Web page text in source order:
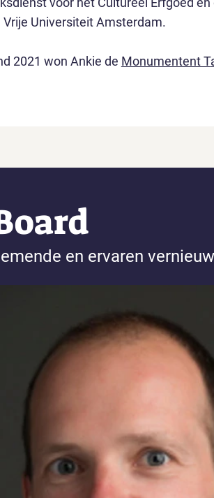
Vrije Universiteit Amsterdam.
2021 won Ankie de Monumentent T
en ervaren